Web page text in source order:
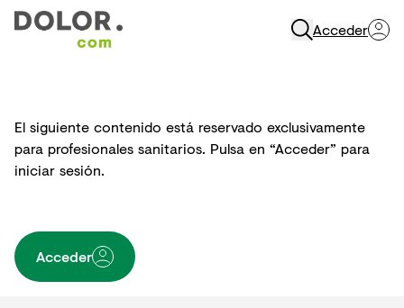
Acceder
El siguiente contenido está reservado exclusivamente
para profesionales sanitarios. Pulsa en “Acceder” para
iniciar sesión.
Acceder